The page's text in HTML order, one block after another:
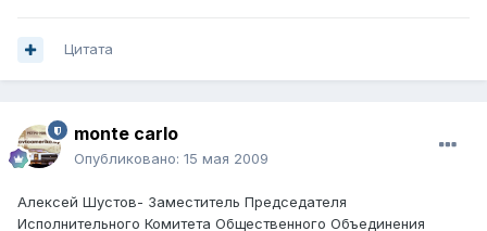
Цитата
monte carlo
Опубликовано: 15 мая 2009
Алексей Шустов- Заместитель Председателя
Исполнительного Комитета Общественного Объединения